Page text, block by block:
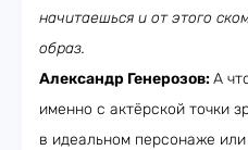
начитаешься и от этого
образ.
Александр Генерозов:А
именно с актёрской точки
в идеальном персонаже